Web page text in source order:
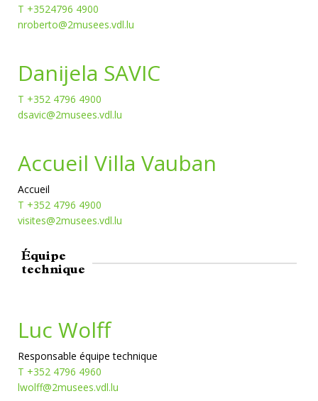
T +3524796 4900
nroberto@2musees.vdl.lu
Danijela SAVIC
T +352 4796 4900
dsavic@2musees.vdl.lu
Accueil Villa Vauban
Accueil
T +352 4796 4900
visites@2musees.vdl.lu
Équipe
technique
Luc Wolff
Responsable équipe technique
T +352 4796 4960
lwolff@2musees.vdl.lu